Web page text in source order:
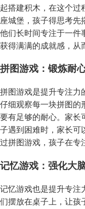
起搭建积木，在这个过
座城堡，孩子得思考先
他们长时间专注于一件
获得满满的成就感，从
拼图游戏：锻炼耐
拼图游戏是提升专注力
仔细观察每一块拼图的
要有足够的耐心。家长
子遇到困难时，家长可
过拼图游戏，孩子在专
记忆游戏：强化大
记忆游戏也是提升专注
们摆放在桌子上，让孩